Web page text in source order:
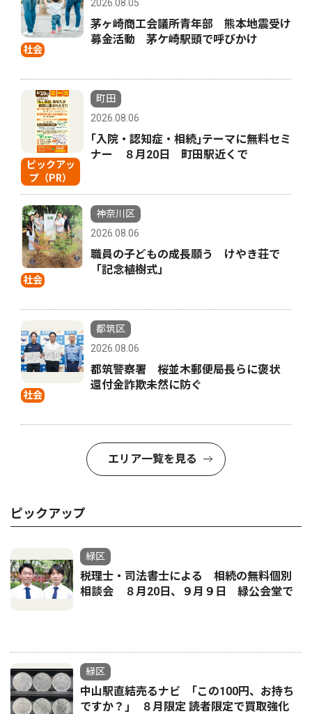
社会
2026.08.05
茅ヶ崎商工会議所青年部 熊本地震受け
募金活動 茅ケ崎駅頭で呼びかけ
ピックアッ
プ（PR）
町田
2026.08.06
｢入院・認知症・相続｣テーマに無料セミ
ナー ８月20日 町田駅近くで
社会
神奈川区
2026.08.06
職員の子どもの成長願う けやき荘で
「記念植樹式」
社会
都筑区
2026.08.06
都筑警察署 桜並木郵便局長らに褒状
還付金詐欺未然に防ぐ
エリア一覧を見る
ピックアップ
緑区
税理士・司法書士による 相続の無料個別
相談会 ８月20日、９月９日 緑公会堂で
緑区
中山駅直結売るナビ ｢この100円、お持ち
ですか？｣ ８月限定 読者限定で買取強化